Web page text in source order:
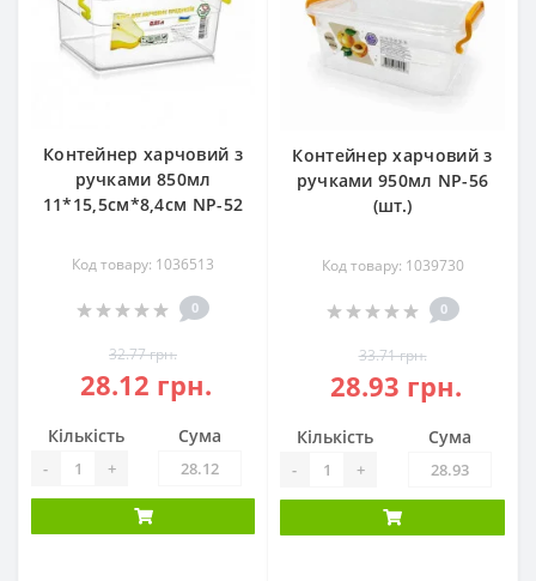
Контейнер харчовий з
ручками 850мл
11*15,5см*8,4см NP-52
Код товару: 1036513
0
32.77 грн.
28.12 грн.
Кількість
- +
Сума
Контейнер харчовий з
ручками 950мл NP-56
(шт.)
Код товару: 1039730
0
33.71 грн.
28.93 грн.
Кількість
- +
Сума